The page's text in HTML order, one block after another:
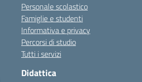
Personale scolastico
Famiglie e studenti
Informativa e privacy
Percorsi di studio
Tutti i servizi
Didattica